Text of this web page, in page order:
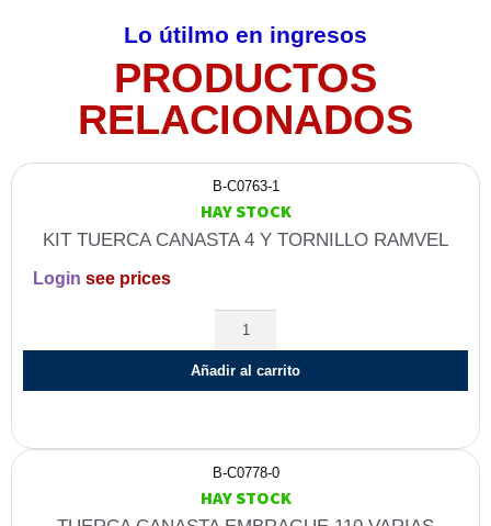
Lo útilmo en ingresos
PRODUCTOS
RELACIONADOS
B-C0763-1
HAY STOCK
KIT TUERCA CANASTA 4 Y TORNILLO RAMVEL
Login see prices
Añadir al carrito
B-C0778-0
HAY STOCK